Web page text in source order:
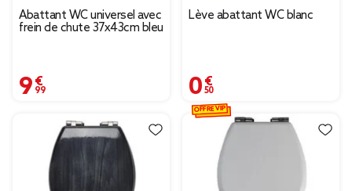
Abattant WC universel avec
frein de chute 37x43cm bleu
9,99 €
Lève abattant WC blanc
0,50 €
OFFRE VIP